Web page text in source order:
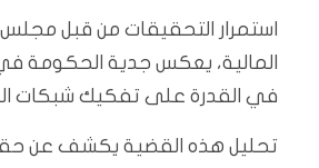
استمرار التحقيقات من قبل مجلس
المالية، يعكس جدية الحكومة
في القدرة على تفكيك شبكات
تحليل هذه القضية يكشف عن